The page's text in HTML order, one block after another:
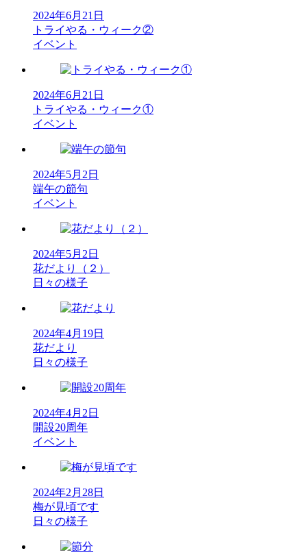
2024年6月21日
トライやる・ウィーク②
イベント
2024年6月21日
トライやる・ウィーク①
イベント
2024年5月2日
端午の節句
イベント
2024年5月2日
花だより（２）
日々の様子
2024年4月19日
花だより
日々の様子
2024年4月2日
開設20周年
イベント
2024年2月28日
梅が見頃です
日々の様子